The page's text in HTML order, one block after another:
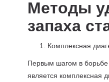
Методы
запаха
Комплексная
Первым шагом в борьбе
является комплексная